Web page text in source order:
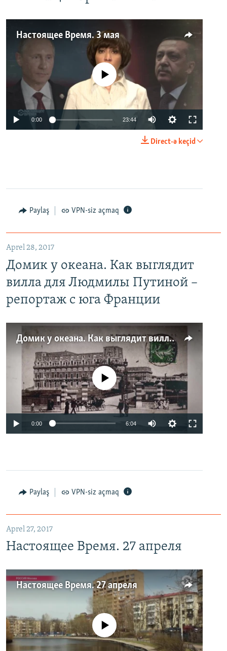
Настоящее Время. 3 мая
No media source currently available
0:00 23:44
Direct-ə keçid
Paylaş VPN-siz açmaq
Aprel 28, 2017
Домик у океана. Как выглядит
вилла для Людмилы Путиной –
репортаж с юга Франции
Домик у океана. Как выглядит вилла для Людмилы Путиной – репортаж с юга Франции
No media source currently available
0:00 6:04
Paylaş VPN-siz açmaq
Aprel 27, 2017
Настоящее Время. 27 апреля
Настоящее Время. 27 апреля
No media source currently available